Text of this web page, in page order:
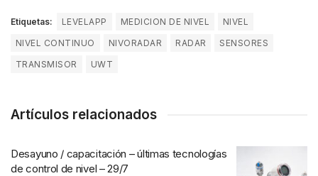
Etiquetas: LEVELAPP MEDICION DE NIVEL
NIVEL
NIVEL CONTINUO
NIVORADAR RADAR
SENSORES
TRANSMISOR
UWT
Artículos relacionados
Desayuno / capacitación – últimas tecnologías
de control de nivel – 29/7